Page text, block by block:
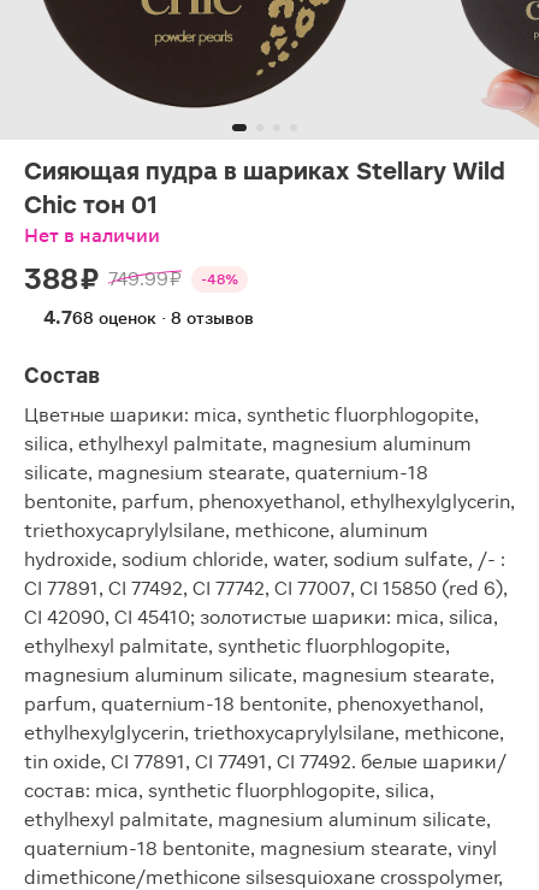
Сияющая пудра в шариках Stellary Wild
Chic тон 01
Нет в наличии
388 ₽ 749.99 ₽ -48%
4.768 оценок · 8 отзывов
Состав
Цветные шарики: mica, synthetic fluorphlogopite,
silica, ethylhexyl palmitate, magnesium aluminum
silicate, magnesium stearate, quaternium-18
bentonite, parfum, phenoxyethanol, ethylhexylglycerin,
triethoxycaprylylsilane, methicone, aluminum
hydroxide, sodium chloride, water, sodium sulfate, /- :
CI 77891, CI 77492, CI 77742, CI 77007, CI 15850 (red 6),
CI 42090, CI 45410; золотистые шарики: mica, silica,
ethylhexyl palmitate, synthetic fluorphlogopite,
magnesium aluminum silicate, magnesium stearate,
parfum, quaternium-18 bentonite, phenoxyethanol,
ethylhexylglycerin, triethoxycaprylylsilane, methicone,
tin oxide, CI 77891, CI 77491, CI 77492. белые шарики/
состав: mica, synthetic fluorphlogopite, silica,
ethylhexyl palmitate, magnesium aluminum silicate,
quaternium-18 bentonite, magnesium stearate, vinyl
dimethicone/methicone silsesquioxane crosspolymer,